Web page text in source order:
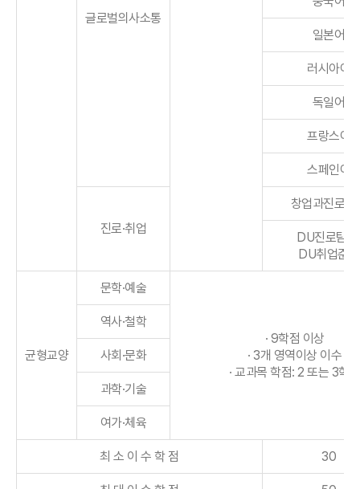
글로벌의사소통
일본어
러시아어
독일어
프랑스어
스페인어
진로·취업
창업과진로설
DU진로탐색,
DU취업준비
균형교양
문학·예술
· 9학점 이상
· 3개 영역이상 이수
· 교과목 학점: 2 또는 3학점
역사·철학
사회·문화
과학·기술
여가·체육
최 소 이 수 학 점 30